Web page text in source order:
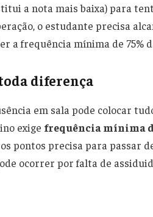
a nota mais baixa) para
o estudante precisa
a frequência mínima de 75%
diferença
em sala pode colocar
exige frequência mínima
pontos precisa para passar
ocorrer por falta de